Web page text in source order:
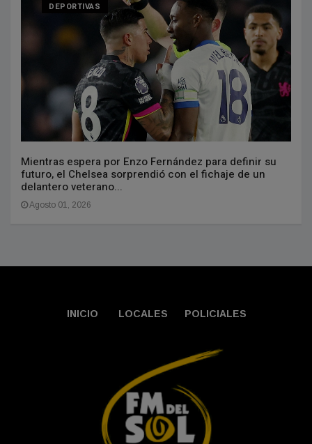
DEPORTIVAS
Mientras espera por Enzo Fernández para definir su
futuro, el Chelsea sorprendió con el fichaje de un
delantero veterano...
Agosto 01, 2026
INICIO LOCALES POLICIALES